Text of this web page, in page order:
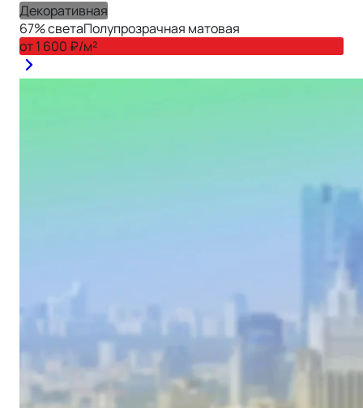
Декоративная
67% светаПолупрозрачная матовая
от1 600 ₽/м²